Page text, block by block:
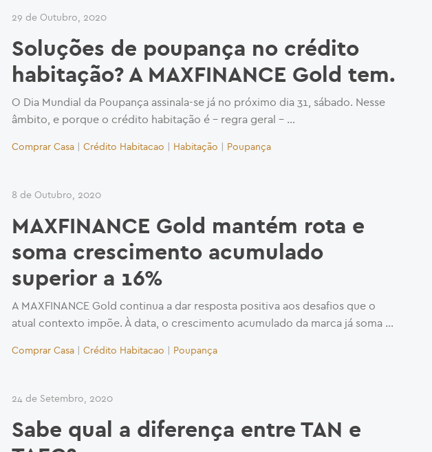
29 de Outubro, 2020
Soluções de poupança no crédito
habitação? A MAXFINANCE Gold tem.
O Dia Mundial da Poupança assinala-se já no próximo dia 31, sábado. Nesse
âmbito, e porque o crédito habitação é – regra geral – …
Comprar Casa Crédito Habitacao Habitação Poupança
8 de Outubro, 2020
MAXFINANCE Gold mantém rota e
soma crescimento acumulado
superior a 16%
A MAXFINANCE Gold continua a dar resposta positiva aos desafios que o
atual contexto impõe. À data, o crescimento acumulado da marca já soma …
Comprar Casa Crédito Habitacao Poupança
24 de Setembro, 2020
Sabe qual a diferença entre TAN e